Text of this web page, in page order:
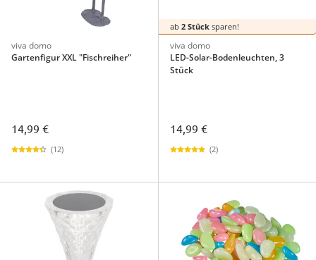
viva domo
Gartenfigur XXL "Fischreiher"
14,99 €
(12)
ab 2 Stücksparen!
viva domo
LED-Solar-Bodenleuchten, 3
Stück
14,99 €
(2)